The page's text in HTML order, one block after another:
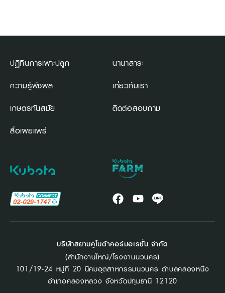
ปฏิทินการเพาะปลูก
ความรู้พืชผล
เกษตรทันสมัย
สื่อเผยแพร่
นานาสาระ
เกี่ยวกับเรา
ติดต่อสอบถาม
บริษัทสยามคูโบต้าคอร์ปอเรชั่น จำกัด
(สำนักงานใหญ่/โรงงานนวนคร)
101/19-24 หมู่ที่ 20 นิคมอุตสาหกรรมนวนคร ตำบลคลองหนึ่ง
อำเภอคลองหลวง จังหวัดปทุมธานี 12120